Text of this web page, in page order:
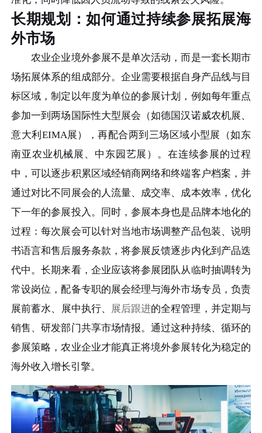
长期规划：如何通过持续参展拓展海
外市场
农业企业境外参展不是单次活动，而是一套长期市
场拓展体系的组成部分。企业需要根据自身产品线与目
标区域，制定以年度为单位的参展计划，例如每年重点
参加一到两场国际性大型展会（如德国汉诺威农机展、
意大利EIMA展），再配合两到三场区域小型展（如东
南亚农业机械展、中东园艺展）。在连续参展的过程
中，可以逐步积累区域经销商网络和终端客户档案，并
通过对比不同展会的人流量、成交率、成本效率，优化
下一年的参展投入。同时，参展本身也是品牌本地化的
过程：每次展会可以针对当地市场调整产品包装、说明
书语言和售后服务条款，将参展反馈逐步内化到产品迭
代中。长期来看，企业应该将参展团队从临时抽调转为
常设岗位，配备专职的展会经理与海外市场专员，负责
展前蓄水、展中执行、
展后跟进的全程管理，并定期与
销售、研发部门共享市场情报。通过这种持续、循环的
参展策略，农业企业才能真正将境外参展转化为稳定的
海外收入增长引擎。